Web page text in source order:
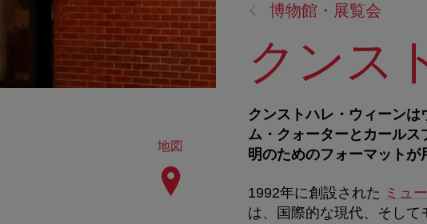
地図
博物館・展覧会
クンス
クンストハレ・ウィーン
ム・クォーターとカール
明のためのフォーマットが
1992年に創設された ミュ
は、国際的な現代、そして